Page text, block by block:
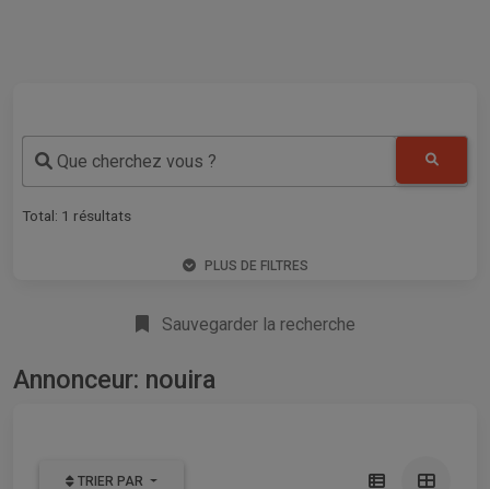
Que cherchez vous ?
Total: 1 résultats
PLUS DE FILTRES
Sauvegarder la recherche
Annonceur: nouira
TRIER PAR